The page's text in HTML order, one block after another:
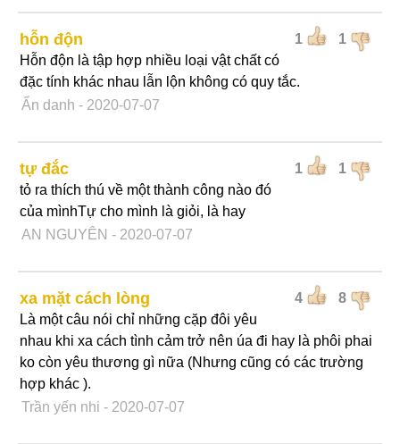
1 1
hỗn độn
Hỗn độn là tập hợp nhiều loại vật chất có
đặc tính khác nhau lẫn lộn không có quy tắc.
Ẩn danh - 2020-07-07
1 1
tự đắc
tỏ ra thích thú về một thành công nào đó
của mìnhTự cho mình là giỏi, là hay
AN NGUYÊN - 2020-07-07
4 8
xa mặt cách lòng
Là một câu nói chỉ những cặp đôi yêu
nhau khi xa cách tình cảm trở nên úa đi hay là phôi phai
ko còn yêu thương gì nữa (Nhưng cũng có các trường
hợp khác ).
Trần yến nhi - 2020-07-07